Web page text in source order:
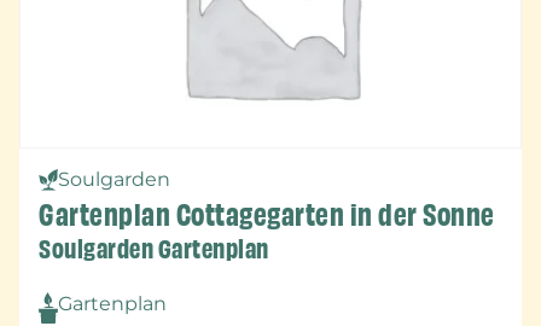
Soulgarden
Gartenplan Cottagegarten in der Sonne
Soulgarden Gartenplan
Gartenplan